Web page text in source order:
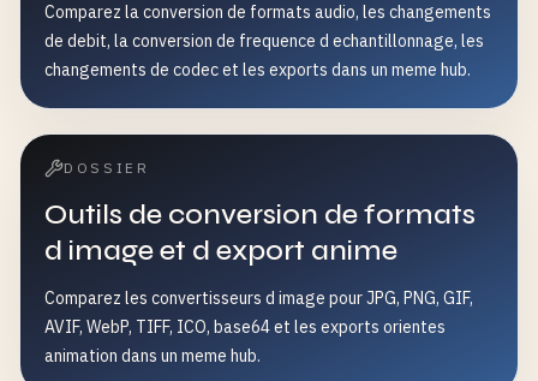
Comparez la conversion de formats audio, les changements
de debit, la conversion de frequence d echantillonnage, les
changements de codec et les exports dans un meme hub.
DOSSIER
Outils de conversion de formats
d image et d export anime
Comparez les convertisseurs d image pour JPG, PNG, GIF,
AVIF, WebP, TIFF, ICO, base64 et les exports orientes
animation dans un meme hub.